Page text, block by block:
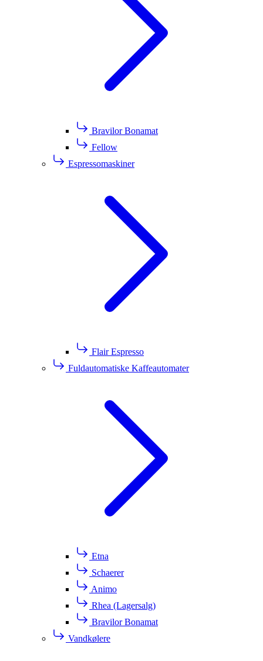
Bravilor Bonamat
Fellow
Espressomaskiner
Flair Espresso
Fuldautomatiske Kaffeautomater
Etna
Schaerer
Animo
Rhea (Lagersalg)
Bravilor Bonamat
Vandkølere